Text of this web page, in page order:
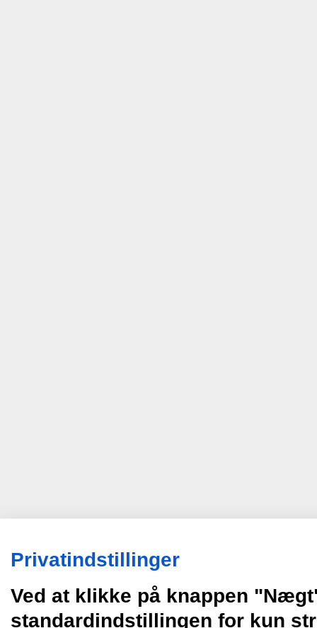
Privatindstillinger
Ved at klikke på knappen
standardindstillingen for kun